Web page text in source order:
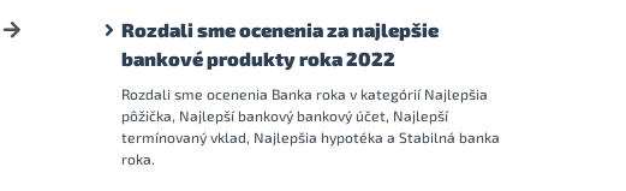
Rozdali sme ocenenia za najlepšie
bankové produkty roka 2022
Rozdali sme ocenenia Banka roka v kategórií Najlepšia
pôžička, Najlepší bankový bankový účet, Najlepší
termínovaný vklad, Najlepšia hypotéka a Stabilná banka
roka.